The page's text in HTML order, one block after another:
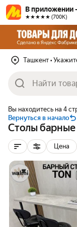
В приложении
★★★★★ (700К)
Ташкент •
Вы находитесь на 4
Вернуться в начало
Столы барные
Цена